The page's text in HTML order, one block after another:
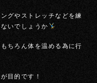
グやストレッチなどを練
いでしょうか
ちろん体を温める為に行
目的です！